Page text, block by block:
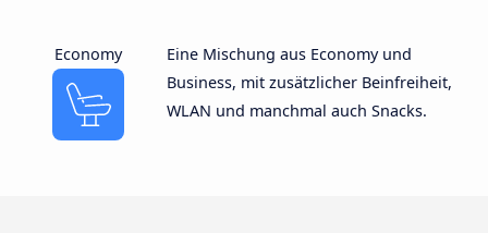
Economy
Eine Mischung aus Economy und
Business, mit zusätzlicher Beinfreiheit,
WLAN und manchmal auch Snacks.